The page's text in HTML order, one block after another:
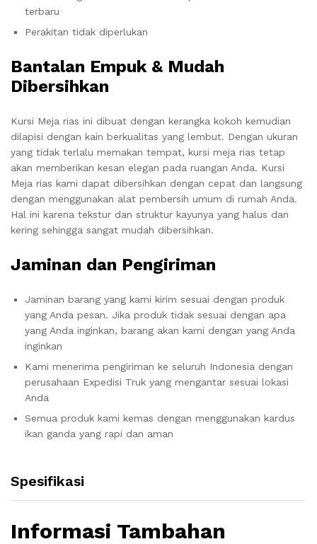
terbaru
Perakitan tidak diperlukan
Bantalan Empuk & Mudah
Dibersihkan
Kursi Meja rias ini dibuat dengan kerangka kokoh kemudian
dilapisi dengan kain berkualitas yang lembut. Dengan ukuran
yang tidak terlalu memakan tempat, kursi meja rias tetap
akan memberikan kesan elegan pada ruangan Anda. Kursi
Meja rias kami dapat dibersihkan dengan cepat dan langsung
dengan menggunakan alat pembersih umum di rumah Anda.
Hal ini karena tekstur dan struktur kayunya yang halus dan
kering sehingga sangat mudah dibersihkan.
Jaminan dan Pengiriman
Jaminan barang yang kami kirim sesuai dengan produk
yang Anda pesan. Jika produk tidak sesuai dengan apa
yang Anda inginkan, barang akan kami dengan yang Anda
inginkan
Kami menerima pengiriman ke seluruh Indonesia dengan
perusahaan Expedisi Truk yang mengantar sesuai lokasi
Anda
Semua produk kami kemas dengan menggunakan kardus
ikan ganda yang rapi dan aman
Spesifikasi
Informasi Tambahan